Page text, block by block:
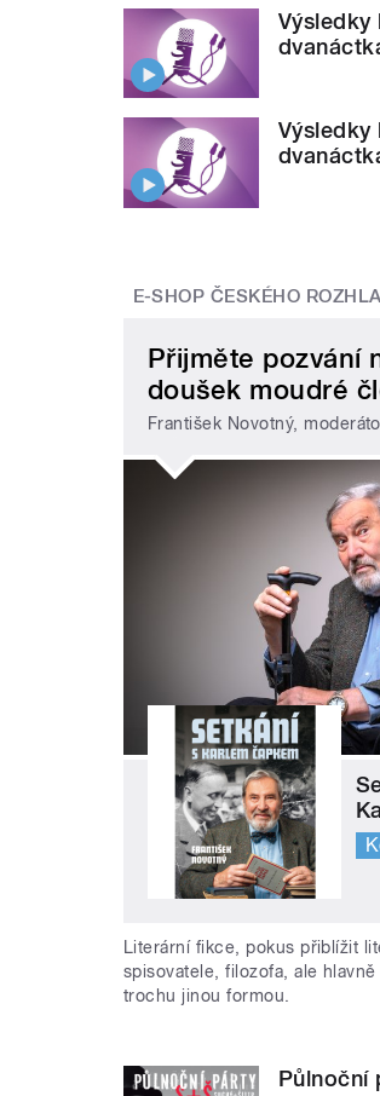
Výsledky
Výsledky
E-SHOP ČESKÉHO
Přijměte pozvání
doušek moudré
František Novotný,
Literární fikce, pokus přiblížit
spisovatele, filozofa, ale
trochu jinou formou.
Půlnoční